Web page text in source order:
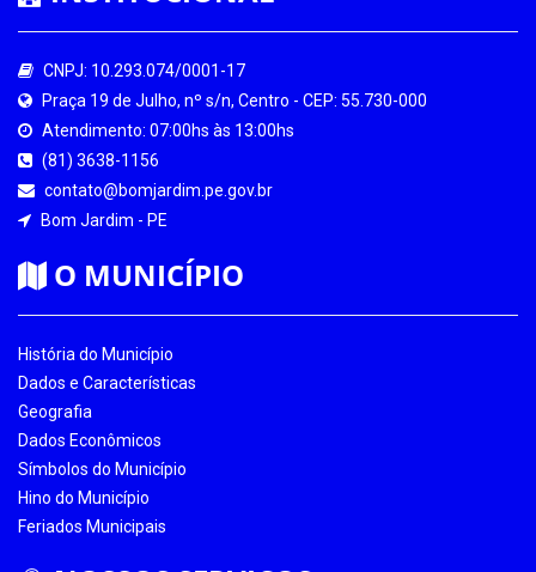
CNPJ: 10.293.074/0001-17
Praça 19 de Julho, nº s/n, Centro - CEP: 55.730-000
Atendimento: 07:00hs às 13:00hs
(81) 3638-1156
contato@bomjardim.pe.gov.br
Bom Jardim - PE
O MUNICÍPIO
História do Município
Dados e Características
Geografia
Dados Econômicos
Símbolos do Município
Hino do Município
Feriados Municipais